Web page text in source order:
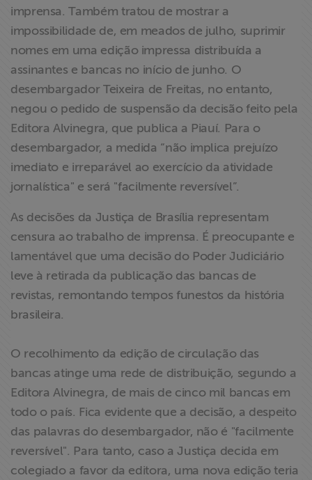
imprensa. Também tratou de mostrar a
impossibilidade de, em meados de julho, suprimir
nomes em uma edição impressa distribuída a
assinantes e bancas no início de junho. O
desembargador Teixeira de Freitas, no entanto,
negou o pedido de suspensão da decisão feito pela
Editora Alvinegra, que publica a Piauí. Para o
desembargador, a medida “não implica prejuízo
imediato e irreparável ao exercício da atividade
jornalística" e será "facilmente reversível”.
As decisões da Justiça de Brasília representam
censura ao trabalho de imprensa. É preocupante e
lamentável que uma decisão do Poder Judiciário
leve à retirada da publicação das bancas de
revistas, remontando tempos funestos da história
brasileira.
O recolhimento da edição de circulação das
bancas atinge uma rede de distribuição, segundo a
Editora Alvinegra, de mais de cinco mil bancas em
todo o país. Fica evidente que a decisão, a despeito
das palavras do desembargador, não é "facilmente
reversível". Para tanto, caso a Justiça decida em
colegiado a favor da editora, uma nova edição teria